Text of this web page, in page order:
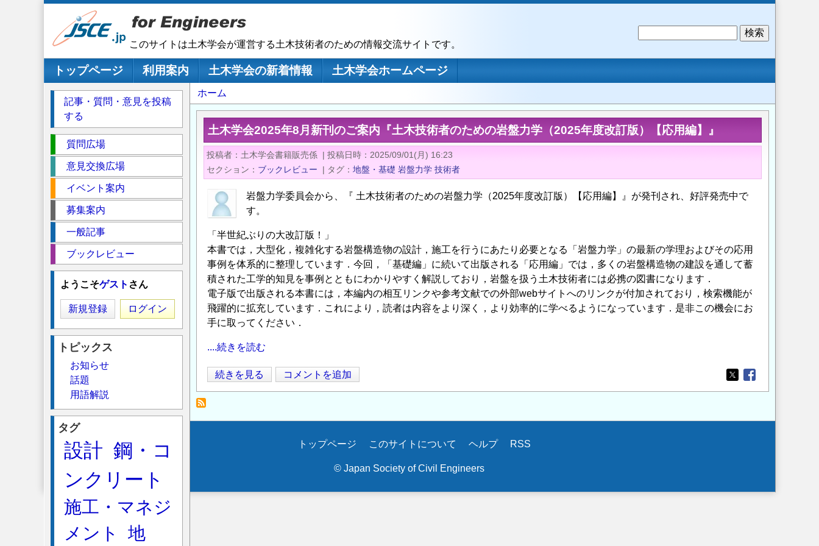
このサイトは土木学会が運営する土木技術者のための情報交流サイトです。
メインナビゲーション
トップページ 利用案内 土木学会の新着情報
土木学会ホームページ
パ
ン
ず
ホーム
土木学会2025年8月新刊のご案内『土木技術者のための岩盤力学（2025年度改訂版）【応用編】』
投稿者 土木学会書籍販売係 | 投稿日時
2025/09/01(月) 16:23
セクション
ブックレビュー | タグ 地盤・基礎 岩盤力学 技術者
岩盤力学委員会から、『 土木技術者のための岩盤力学（2025年度改訂版）【応用編】』が発刊され、好評発売中で
す。
「半世紀ぶりの大改訂版！」
本書では，大型化，複雑化する岩盤構造物の設計，施工を行うにあたり必要となる「岩盤力学」の最新の学理およびその応用
事例を体系的に整理しています．今回，「基礎編」に続いて出版される「応用編」では，多くの岩盤構造物の建設を通して蓄
積された工学的知見を事例とともにわかりやすく解説しており，岩盤を扱う土木技術者には必携の図書になります．
電子版で出版される本書には，本編内の相互リンクや参考文献での外部webサイトへのリンクが付加されており，検索機能が
飛躍的に拡充しています．これにより，読者は内容をより深く，より効率的に学べるようになっています．是非この機会にお
手に取ってください．
....続きを読む
土
木
会
続きを見る コメントを追加
Opens in a new
Opens in a new
記事・質問・意見を投稿
する
ク
シ
質問広場
意見交換広場
イベント案内
募集案内
一般記事
ブックレビュー
ようこそゲスト さん
新規登録 ログイン
トピックス
お知らせ
話題
用語解説
タグ
設計 鋼・コ
ンクリート
施工・マネジ
メント
地
Secondary
menu
トップページ このサイトについて ヘルプ RSS
© Japan Society of Civil Engineers